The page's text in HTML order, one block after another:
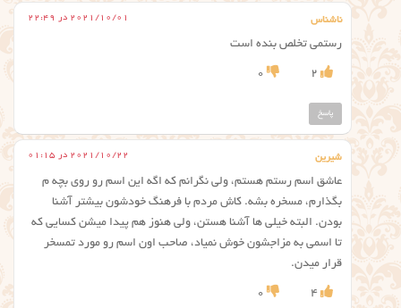
ناشناس 2021/10/01 در 22:49
رستمی تخلص بنده است
2
0
پاسخ
شیرین 2021/10/22 در 01:15
عاشق اسم رستم هستم، ولی نگرانم که اگه این اسم رو روی بچه م
بگذارم، مسخره بشه. کاش مردم با فرهنگ خودشون بیشتر آشنا
بودن. البته خیلی ها آشنا هستن، ولی هنوز هم پیدا میشن کسایی که
تا اسمی به مزاجشون خوش نمیاد، صاحب اون اسم رو مورد تمسخر
قرار میدن.
4
0